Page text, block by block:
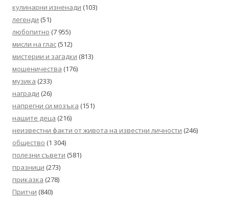
кулинарни изненади (103)
легенди (51)
любопитно (7 955)
мисли на глас (512)
мистерии и загадки (813)
мошеничества (176)
музика (233)
награди (26)
напрегни си мозъка (151)
нашите деца (216)
неизвестни факти от живота на известни личности (246)
общество (1 304)
полезни съвети (581)
празници (273)
приказка (278)
Притчи (840)